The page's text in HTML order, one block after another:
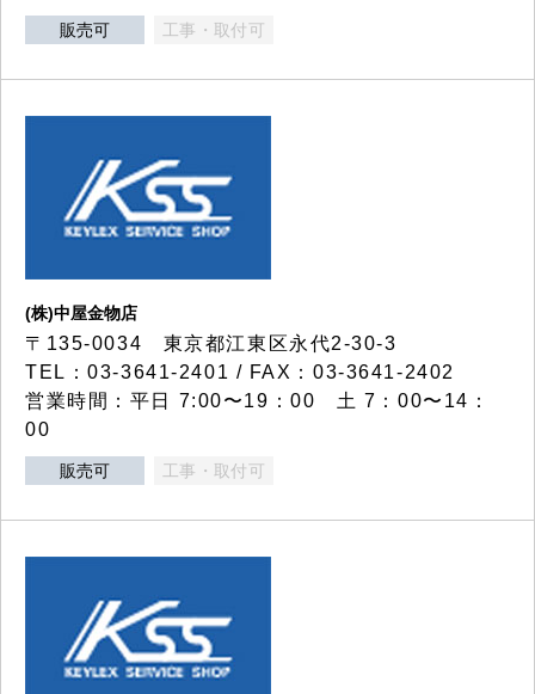
販売可 工事・取付可
(株)中屋金物店
〒135-0034 東京都江東区永代2-30-3
TEL：03-3641-2401 / FAX：03-3641-2402
営業時間：平日 7:00〜19：00 土 7：00〜14：
00
販売可 工事・取付可